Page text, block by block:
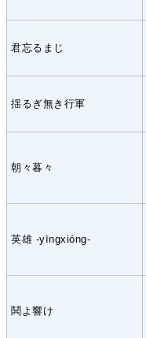
君忘るまじ
揺るぎ無き行軍
朝々暮々
英雄 -yīngxióng-
鬨よ響け